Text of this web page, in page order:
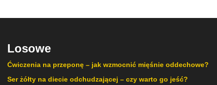
Losowe
Ćwiczenia na przeponę – jak wzmocnić mięśnie oddechowe?
Ser żółty na diecie odchudzającej – czy warto go jeść?